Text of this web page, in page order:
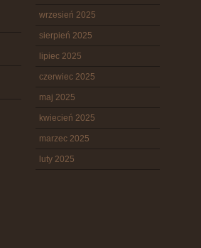
wrzesień 2025
sierpień 2025
lipiec 2025
czerwiec 2025
maj 2025
kwiecień 2025
marzec 2025
luty 2025